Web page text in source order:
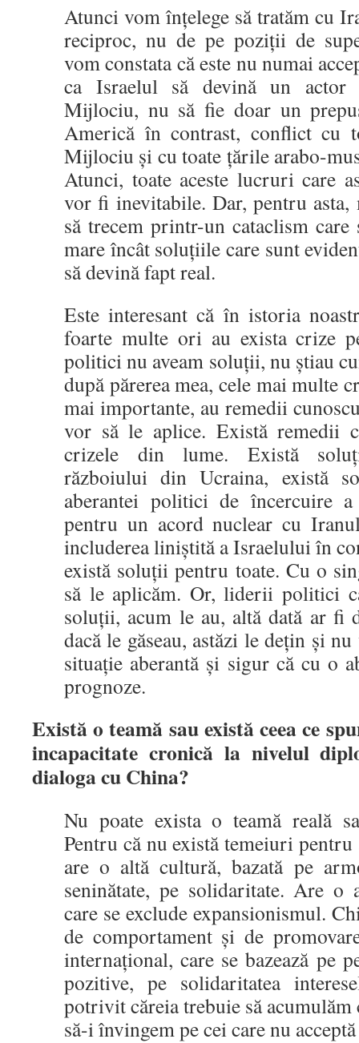
Atunci vom înțelege să tratăm cu
reciproc, nu de pe poziții de
vom constata că este nu numai
ca Israelul să devină un actor
Mijlociu, nu să fie doar un
Americă în contrast, conflict cu
Mijlociu și cu toate țările arabo-
Atunci, toate aceste lucruri care
vor fi inevitabile. Dar, pentru asta,
să trecem printr-un cataclism care
mare încât soluțiile care sunt
să devină fapt real.
Este interesant că în istoria
foarte multe ori au exista crize
politici nu aveam soluții, nu știau
după părerea mea, cele mai multe
mai importante, au remedii
vor să le aplice. Există remedii
crizele din lume. Există
războiului din Ucraina, există
aberantei politici de încercuire
pentru un acord nuclear cu
includerea liniștită a Israelului în
există soluții pentru toate. Cu o
să le aplicăm. Or, liderii politici
soluții, acum le au, altă dată ar fi
dacă le găseau, astăzi le dețin și
situație aberantă și sigur că cu o
prognoze.
Există o teamă sau există ceea ce
incapacitate cronică la nivelul
dialoga cu China?
Nu poate exista o teamă reală
Pentru că nu există temeiuri
are o altă cultură, bazată pe
seninătate, pe solidaritate. Are
care se exclude expansionismul.
de comportament și de
internațional, care se bazează pe
pozitive, pe solidaritatea
potrivit căreia trebuie să acumulăm
să-i învingem pe cei care nu